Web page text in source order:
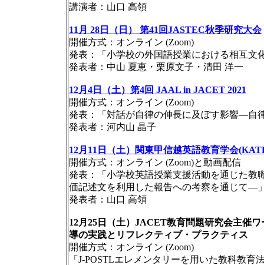
講演者：山口 高領
11月 28日（日） 第41回JASTEC秋季研究大会
開催方式：オンライン (Zoom)
発表：「小学校の外国語授業における相互文
発表者：中山 夏恵・栗原文子・清田 洋一
12月4日（土）第4回 JAAL in JACET 2021
開催方式：オンライン (Zoom)
発表：「対話が自律の伸長に及ぼす影響―自
発表者：河内山 晶子
12月11日（土）関東甲信越英語教育学会
開催方式：オンライン (Zoom)と動画配信
発表：「小学校英語授業支援活動を通じた
価記述文を利用した報告への考察を通じて―
発表者：山口 高領
12月25日（土）JACET教育問題研究会主催
導の実践とリフレクティブ・プラクティス
開催方式：オンライン (Zoom)
「J-POSTLエレメンタリーを用いた教科教育